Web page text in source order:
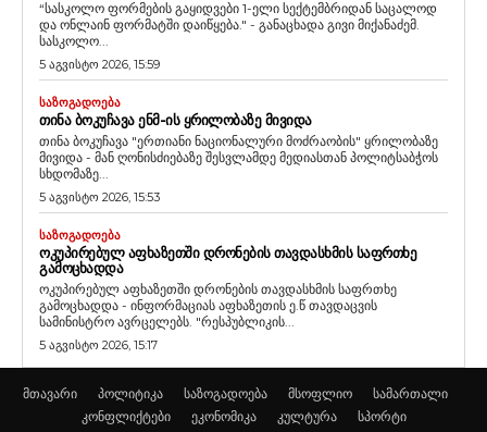
“სასკოლო ფორმების გაყიდვები 1-ელი სექტემბრიდან საცალოდ
და ონლაინ ფორმატში დაიწყება." - განაცხადა გივი მიქანაძემ.
სასკოლო...
5 აგვისტო 2026, 15:59
ᲡᲐᲖᲝᲒᲐᲓᲝᲔᲑᲐ
ᲗᲘᲜᲐ ᲑᲝᲙᲣᲩᲐᲕᲐ ᲔᲜᲛ-ᲘᲡ ᲧᲠᲘᲚᲝᲑᲐᲖᲔ ᲛᲘᲕᲘᲓᲐ
თინა ბოკუჩავა "ერთიანი ნაციონალური მოძრაობის" ყრილობაზე
მივიდა - მან ღონისძიებაზე შესვლამდე მედიასთან პოლიტსაბჭოს
სხდომაზე...
5 აგვისტო 2026, 15:53
ᲡᲐᲖᲝᲒᲐᲓᲝᲔᲑᲐ
ᲝᲙᲣᲞᲘᲠᲔᲑᲣᲚ ᲐᲤᲮᲐᲖᲔᲗᲨᲘ ᲓᲠᲝᲜᲔᲑᲘᲡ ᲗᲐᲕᲓᲐᲡᲮᲛᲘᲡ ᲡᲐᲤᲠᲗᲮᲔ
ᲒᲐᲛᲝᲪᲮᲐᲓᲓᲐ
ოკუპირებულ აფხაზეთში დრონების თავდასხმის საფრთხე
გამოცხადდა - ინფორმაციას აფხაზეთის ე.წ თავდაცვის
სამინისტრო ავრცელებს. "რესპუბლიკის...
5 აგვისტო 2026, 15:17
მთავარი პოლიტიკა საზოგადოება მსოფლიო
სამართალი
კონფლიქტები
ეკონომიკა კულტურა სპორტი